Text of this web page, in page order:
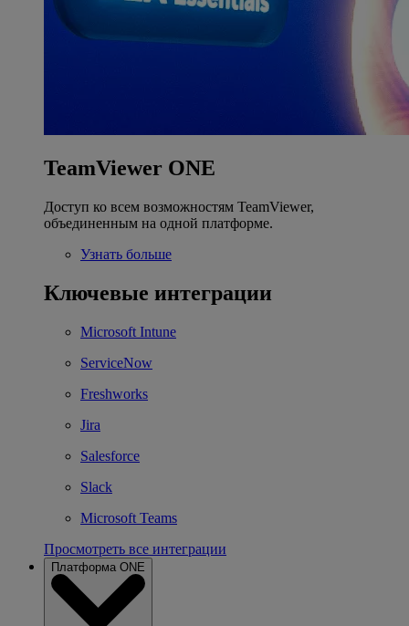
TeamViewer ONE
Доступ ко всем возможностям TeamViewer,
объединенным на одной платформе.
Узнать больше
Ключевые интеграции
Microsoft Intune
ServiceNow
Freshworks
Jira
Salesforce
Slack
Microsoft Teams
Просмотреть все интеграции
Платформа ONE